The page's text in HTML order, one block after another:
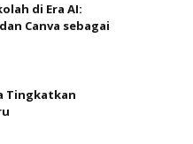
di Era AI:
Canva sebagai
Tingkatkan